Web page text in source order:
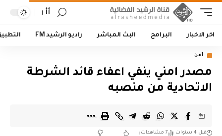
أأ
اخر الاخبار البرامج البث المباشر راديو الرشيد FM
أمن
مصدر امني ينفي اعفاء قائد الشرطة
الاتحادية من منصبه
قبل 4 سنوات 7 مشاهدات